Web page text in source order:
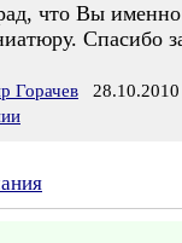
что Вы именно
Спасибо
Горачев 28.10.2010